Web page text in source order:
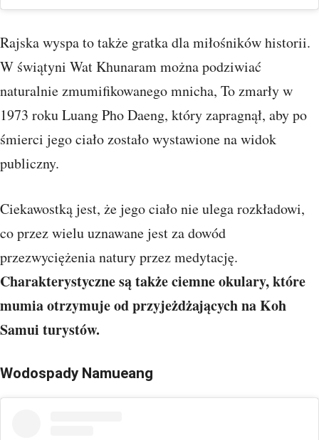
Rajska wyspa to także gratka dla miłośników historii.
W świątyni Wat Khunaram można podziwiać
naturalnie zmumifikowanego mnicha, To zmarły w
1973 roku Luang Pho Daeng, który zapragnął, aby po
śmierci jego ciało zostało wystawione na widok
publiczny.
Ciekawostką jest, że jego ciało nie ulega rozkładowi,
co przez wielu uznawane jest za dowód
przezwyciężenia natury przez medytację.
Charakterystyczne są także ciemne okulary, które
mumia otrzymuje od przyjeżdżających na Koh
Samui turystów.
Wodospady Namueang